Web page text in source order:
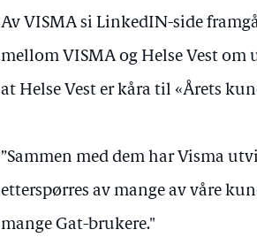
Av VISMA si LinkedIN-side
mellom VISMA og Helse Vest
at Helse Vest er kåra til «Årets
”Sammen med dem har Visma
etterspørres av mange av våre
mange Gat-brukere."